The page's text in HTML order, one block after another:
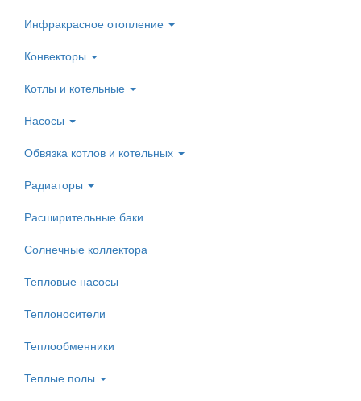
Инфракрасное отопление
Конвекторы
Котлы и котельные
Насосы
Обвязка котлов и котельных
Радиаторы
Расширительные баки
Солнечные коллектора
Тепловые насосы
Теплоносители
Теплообменники
Теплые полы